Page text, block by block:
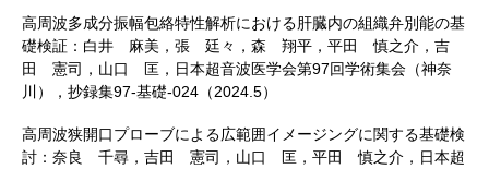
高周波多成分振幅包絡特性解析における肝臓内の組織弁別能の基
礎検証：白井 麻美，張 廷々，森 翔平，平田 慎之介，吉
田 憲司，山口 匡，日本超音波医学会第97回学術集会（神奈
川），抄録集97-基礎-024（2024.5）
高周波狭開口プローブによる広範囲イメージングに関する基礎検
討：奈良 千尋，吉田 憲司，山口 匡，平田 慎之介，日本超